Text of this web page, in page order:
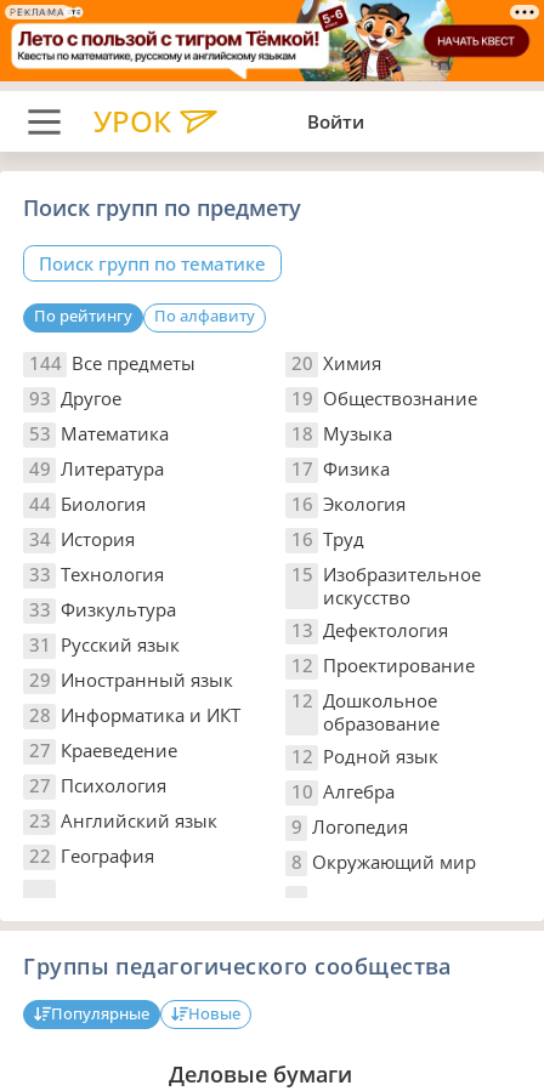
РЕКЛАМА
УРОК Войти
Поиск групп по предмету
Поиск групп по тематике
По рейтингу По алфавиту
144 Все предметы
93 Другое
53 Математика
49 Литература
44 Биология
34 История
33 Технология
33 Физкультура
31 Русский язык
29 Иностранный язык
28 Информатика и ИКТ
27 Краеведение
27 Психология
23 Английский язык
22 География
20 Химия
19 Обществознание
18 Музыка
17 Физика
16 Экология
16 Труд
15 Изобразительное
искусство
13 Дефектология
12 Проектирование
12 Дошкольное
образование
12 Родной язык
10 Алгебра
9 Логопедия
8 Окружающий мир
Группы педагогического сообщества
Популярные Новые
Деловые бумаги